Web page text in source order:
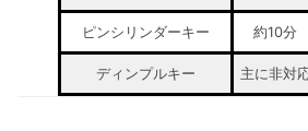
ピンシリンダーキー 約10分
ディンプルキー 主に非対